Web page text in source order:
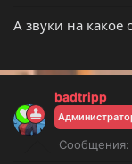
:
А звуки на какое
badtripp
Сообщения